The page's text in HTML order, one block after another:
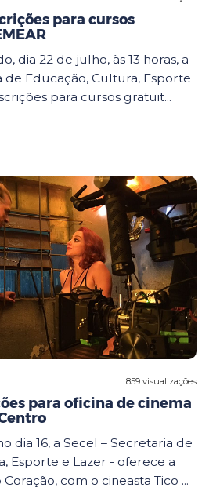
para cursos
dia 22 de julho, às 13 horas, a
de Educação, Cultura, Esporte
para cursos gratuit...
859 visualizações
para oficina de cinema
dia 16, a Secel – Secretaria de
Esporte e Lazer - oferece a
com o cineasta Tico ...